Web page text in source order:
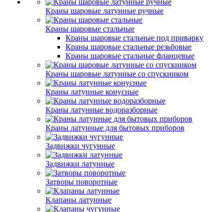
Краны шаровые латунные ручные
Краны шаровые стальные
Краны шаровые стальные под приварку
Краны шаровые стальные резьбовые
Краны шаровые стальные фланцевые
Краны шаровые латунные со спускником
Краны латунные конусные
Краны латунные водоразборные
Краны латунные для бытовых приборов
Задвижки чугунные
Задвижки латунные
Затворы поворотные
Клапаны латунные